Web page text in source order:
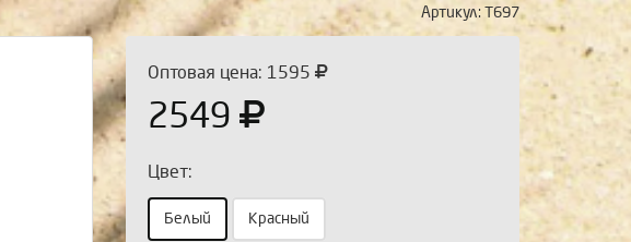
Артикул: Т697
Оптовая цена: 1595
2549
Цвет:
Белый Красный